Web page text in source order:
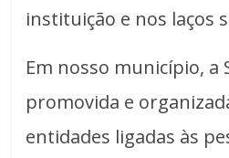
instituição e nos laços
Em nosso município, a
promovida e
entidades ligadas às